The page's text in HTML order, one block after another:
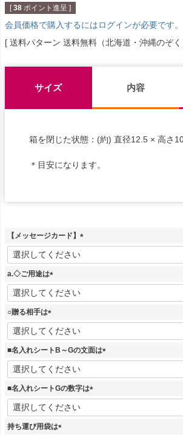
[ 38 ポイント進呈 ]
会員価格で購入するにはログインが必要です。
送料パターン 送料無料（北海道・沖縄のぞく
サイズ 内容
箱を閉じた状態：(約) 直径12.5 × 高さ
＊目安になります。
【メッセージカード】
(
a.◇ご用途は
(
必
須
○贈る相手は
(
必
須
■名入れシートB～Gの文面は
(
■名入れシートGの数字は
(
持ち運び用袋は